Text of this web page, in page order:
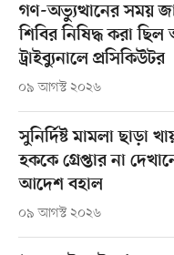
গণ-অভ্যুত্থানের সময়
শিবির নিষিদ্ধ করা
ট্রাইব্যুনালে প্রসিকিউটর
০৯ আগস্ট ২০২৬
সুনির্দিষ্ট মামলা ছাড়া
হককে গ্রেপ্তার না
আদেশ বহাল
০৯ আগস্ট ২০২৬